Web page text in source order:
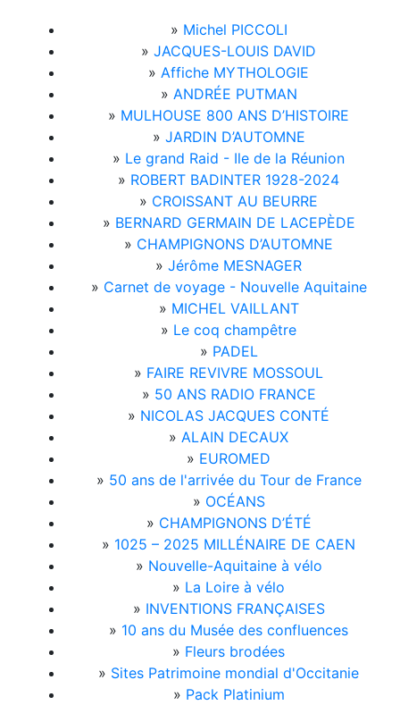
» Michel PICCOLI
» JACQUES-LOUIS DAVID
» Affiche MYTHOLOGIE
» ANDRÉE PUTMAN
» MULHOUSE 800 ANS D’HISTOIRE
» JARDIN D’AUTOMNE
» Le grand Raid - Ile de la Réunion
» ROBERT BADINTER 1928-2024
» CROISSANT AU BEURRE
» BERNARD GERMAIN DE LACEPÈDE
» CHAMPIGNONS D’AUTOMNE
» Jérôme MESNAGER
» Carnet de voyage - Nouvelle Aquitaine
» MICHEL VAILLANT
» Le coq champêtre
» PADEL
» FAIRE REVIVRE MOSSOUL
» 50 ANS RADIO FRANCE
» NICOLAS JACQUES CONTÉ
» ALAIN DECAUX
» EUROMED
» 50 ans de l'arrivée du Tour de France
» OCÉANS
» CHAMPIGNONS D’ÉTÉ
» 1025 – 2025 MILLÉNAIRE DE CAEN
» Nouvelle-Aquitaine à vélo
» La Loire à vélo
» INVENTIONS FRANÇAISES
» 10 ans du Musée des confluences
» Fleurs brodées
» Sites Patrimoine mondial d'Occitanie
» Pack Platinium